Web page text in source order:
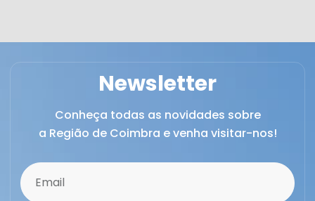
Newsletter
Conheça todas as novidades sobre
a Região de Coimbra e venha visitar-nos!